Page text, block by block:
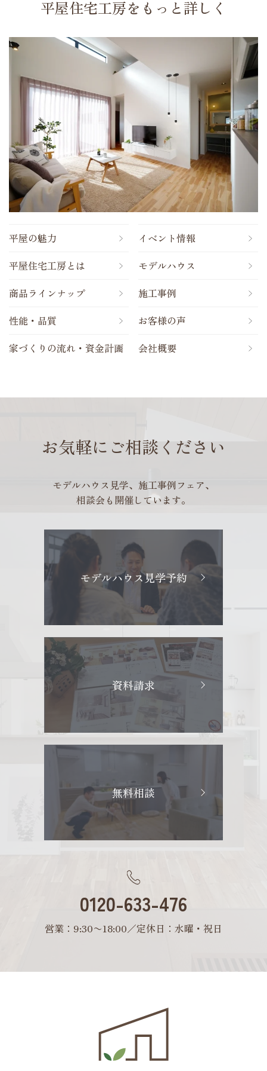
平屋住宅工房をもっと詳しく
平屋の魅力
平屋住宅工房とは
商品ラインナップ
性能・品質
家づくりの流れ・資金計画
イベント情報
モデルハウス
施工事例
お客様の声
会社概要
お気軽にご相談ください
モデルハウス見学、施工事例フェア、
相談会も開催しています。
モデルハウス見学予約
資料請求
無料相談
0120-633-476
営業：9:30〜18:00／定休日：水曜・祝日